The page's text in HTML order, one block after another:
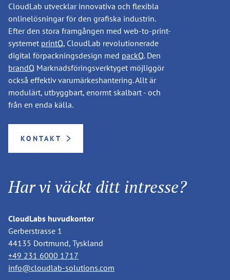
CloudLab utvecklar innovativa och flexibla
onlinelösningar för den grafiska industrin.
Efter den stora framgången med web-to-print-
systemet printQ, CloudLab revolutionerade
digital förpackningsdesign med packQ. Den
brandQ Marknadsföringsverktyget möjliggör
också effektiv varumärkeshantering. Allt är
modulärt, utbyggbart, enormt skalbart - och
från en enda källa.
KONTAKT
Har vi väckt ditt intresse?
CloudLabs huvudkontor
Gerberstrasse 1
44135 Dortmund, Tyskland
+49 231 6000 1717
info@cloudlab-solutions.com